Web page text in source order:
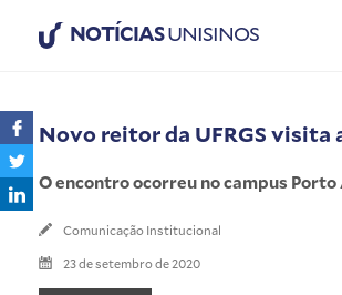
NOTÍCIASUNISINOS
Novo reitor da UFRGS visita
O encontro ocorreu no campus
Comunicação Institucional
23 de setembro de 2020